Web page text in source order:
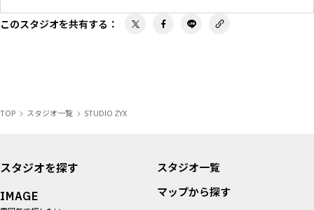
このスタジオを共有する ：
TOP スタジオ一覧 STUDIO ZYX
スタジオを探す
IMAGE
スタジオ一覧
マップから探す